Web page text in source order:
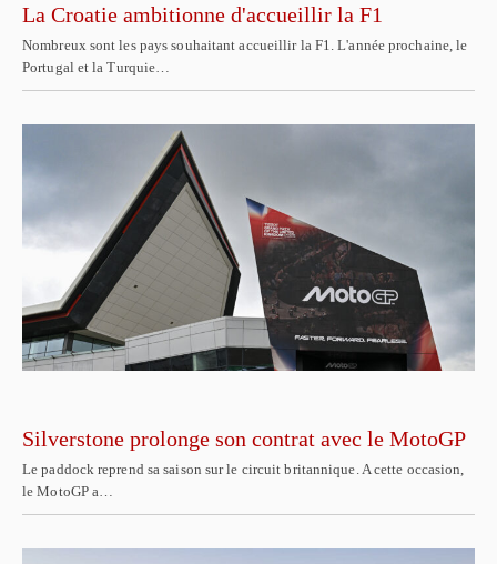
La Croatie ambitionne d'accueillir la F1
Nombreux sont les pays souhaitant accueillir la F1. L'année prochaine, le
Portugal et la Turquie…
Silverstone prolonge son contrat avec le MotoGP
Le paddock reprend sa saison sur le circuit britannique. A cette occasion,
le MotoGP a…